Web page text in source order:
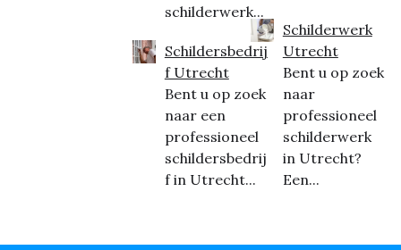
schilderwerk...
Schildersbedrij
f Utrecht
Bent u op zoek
naar een
professioneel
schildersbedrij
f in Utrecht...
Schilderwerk
Utrecht
Bent u op zoek
naar
professioneel
schilderwerk
in Utrecht?
Een...